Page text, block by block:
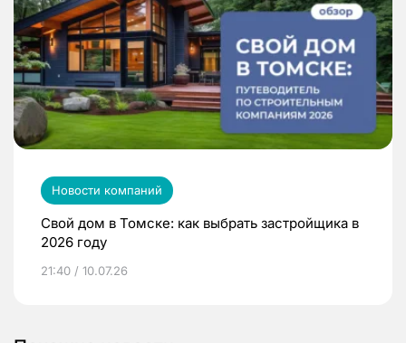
Новости компаний
Свой дом в Томске: как выбрать застройщика в
2026 году
21:40 / 10.07.26